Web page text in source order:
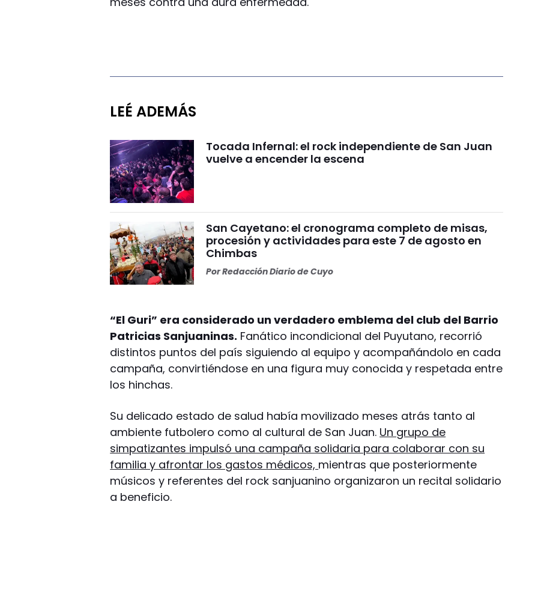
LEÉ ADEMÁS
Tocada Infernal: el rock independiente de San Juan
vuelve a encender la escena
San Cayetano: el cronograma completo de misas,
procesión y actividades para este 7 de agosto en
Chimbas
PorRedacción Diario de Cuyo
“El Guri” era considerado un verdadero emblema del club del Barrio
Patricias Sanjuaninas. Fanático incondicional del Puyutano, recorrió
distintos puntos del país siguiendo al equipo y acompañándolo en cada
campaña, convirtiéndose en una figura muy conocida y respetada entre
los hinchas.
Su delicado estado de salud había movilizado meses atrás tanto al
ambiente futbolero como al cultural de San Juan. Un grupo de
simpatizantes impulsó una campaña solidaria para colaborar con su
familia y afrontar los gastos médicos, mientras que posteriormente
músicos y referentes del rock sanjuanino organizaron un recital solidario
a beneficio.